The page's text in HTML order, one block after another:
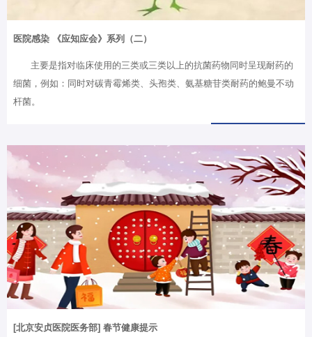
医院感染 《应知应会》系列（二）
主要是指对临床使用的三类或三类以上的抗菌药物同时呈现耐药的
细菌，例如：同时对碳青霉烯类、头孢类、氨基糖苷类耐药的鲍曼不动
杆菌。
[北京安贞医院医务部] 春节健康提示